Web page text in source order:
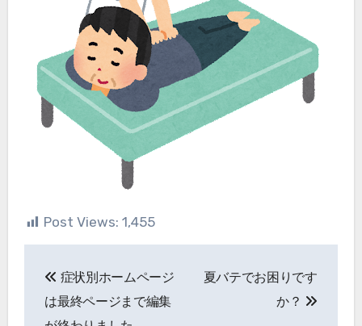
Post Views: 1,455
稿
症状別ホームページ
は最終ページまで編集
夏バテでお困りです
か？